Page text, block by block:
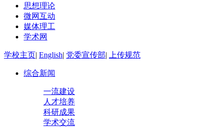
思想理论
微网互动
媒体理工
学术网
学校主页| English| 党委宣传部| 上传规范
综合新闻
一流建设
人才培养
科研成果
学术交流